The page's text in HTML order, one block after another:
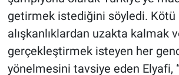
getirmek istediğini söyledi. Kötü
alışkanlıklardan uzakta kalmak
gerçekleştirmek isteyen her
yönelmesini tavsiye eden Elyafi,